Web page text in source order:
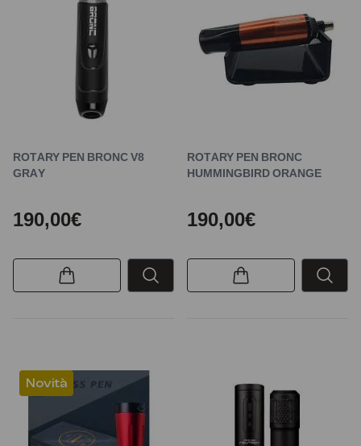
ROTARY PEN BRONC V8
GRAY
190,00€
ROTARY PEN BRONC
HUMMINGBIRD ORANGE
190,00€
Novità